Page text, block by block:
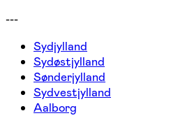
---
Sydjylland
Sydøstjylland
Sønderjylland
Sydvestjylland
Aalborg